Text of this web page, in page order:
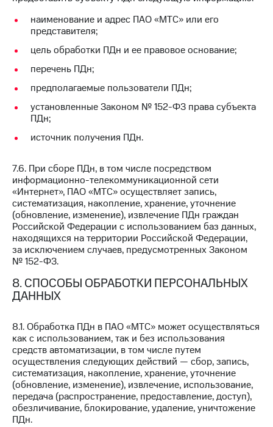
наименование и адрес ПАО «МТС» или его
представителя;
цель обработки ПДн и ее правовое основание;
перечень ПДн;
предполагаемые пользователи ПДн;
установленные Законом № 152-ФЗ права субъекта
ПДн;
источник получения ПДн.
7.6. При сборе ПДн, в том числе посредством
информационно-телекоммуникационной сети
«Интернет», ПАО «МТС» осуществляет запись,
систематизация, накопление, хранение, уточнение
(обновление, изменение), извлечение ПДн граждан
Российской Федерации с использованием баз данных,
находящихся на территории Российской Федерации,
за исключением случаев, предусмотренных Законом
№ 152-ФЗ.
8. СПОСОБЫ ОБРАБОТКИ ПЕРСОНАЛЬНЫХ
ДАННЫХ
8.1. Обработка ПДн в ПАО «МТС» может осуществляться
как с использованием, так и без использования
средств автоматизации, в том числе путем
осуществления следующих действий — сбор, запись,
систематизация, накопление, хранение, уточнение
(обновление, изменение), извлечение, использование,
передача (распространение, предоставление, доступ),
обезличивание, блокирование, удаление, уничтожение
ПДн.